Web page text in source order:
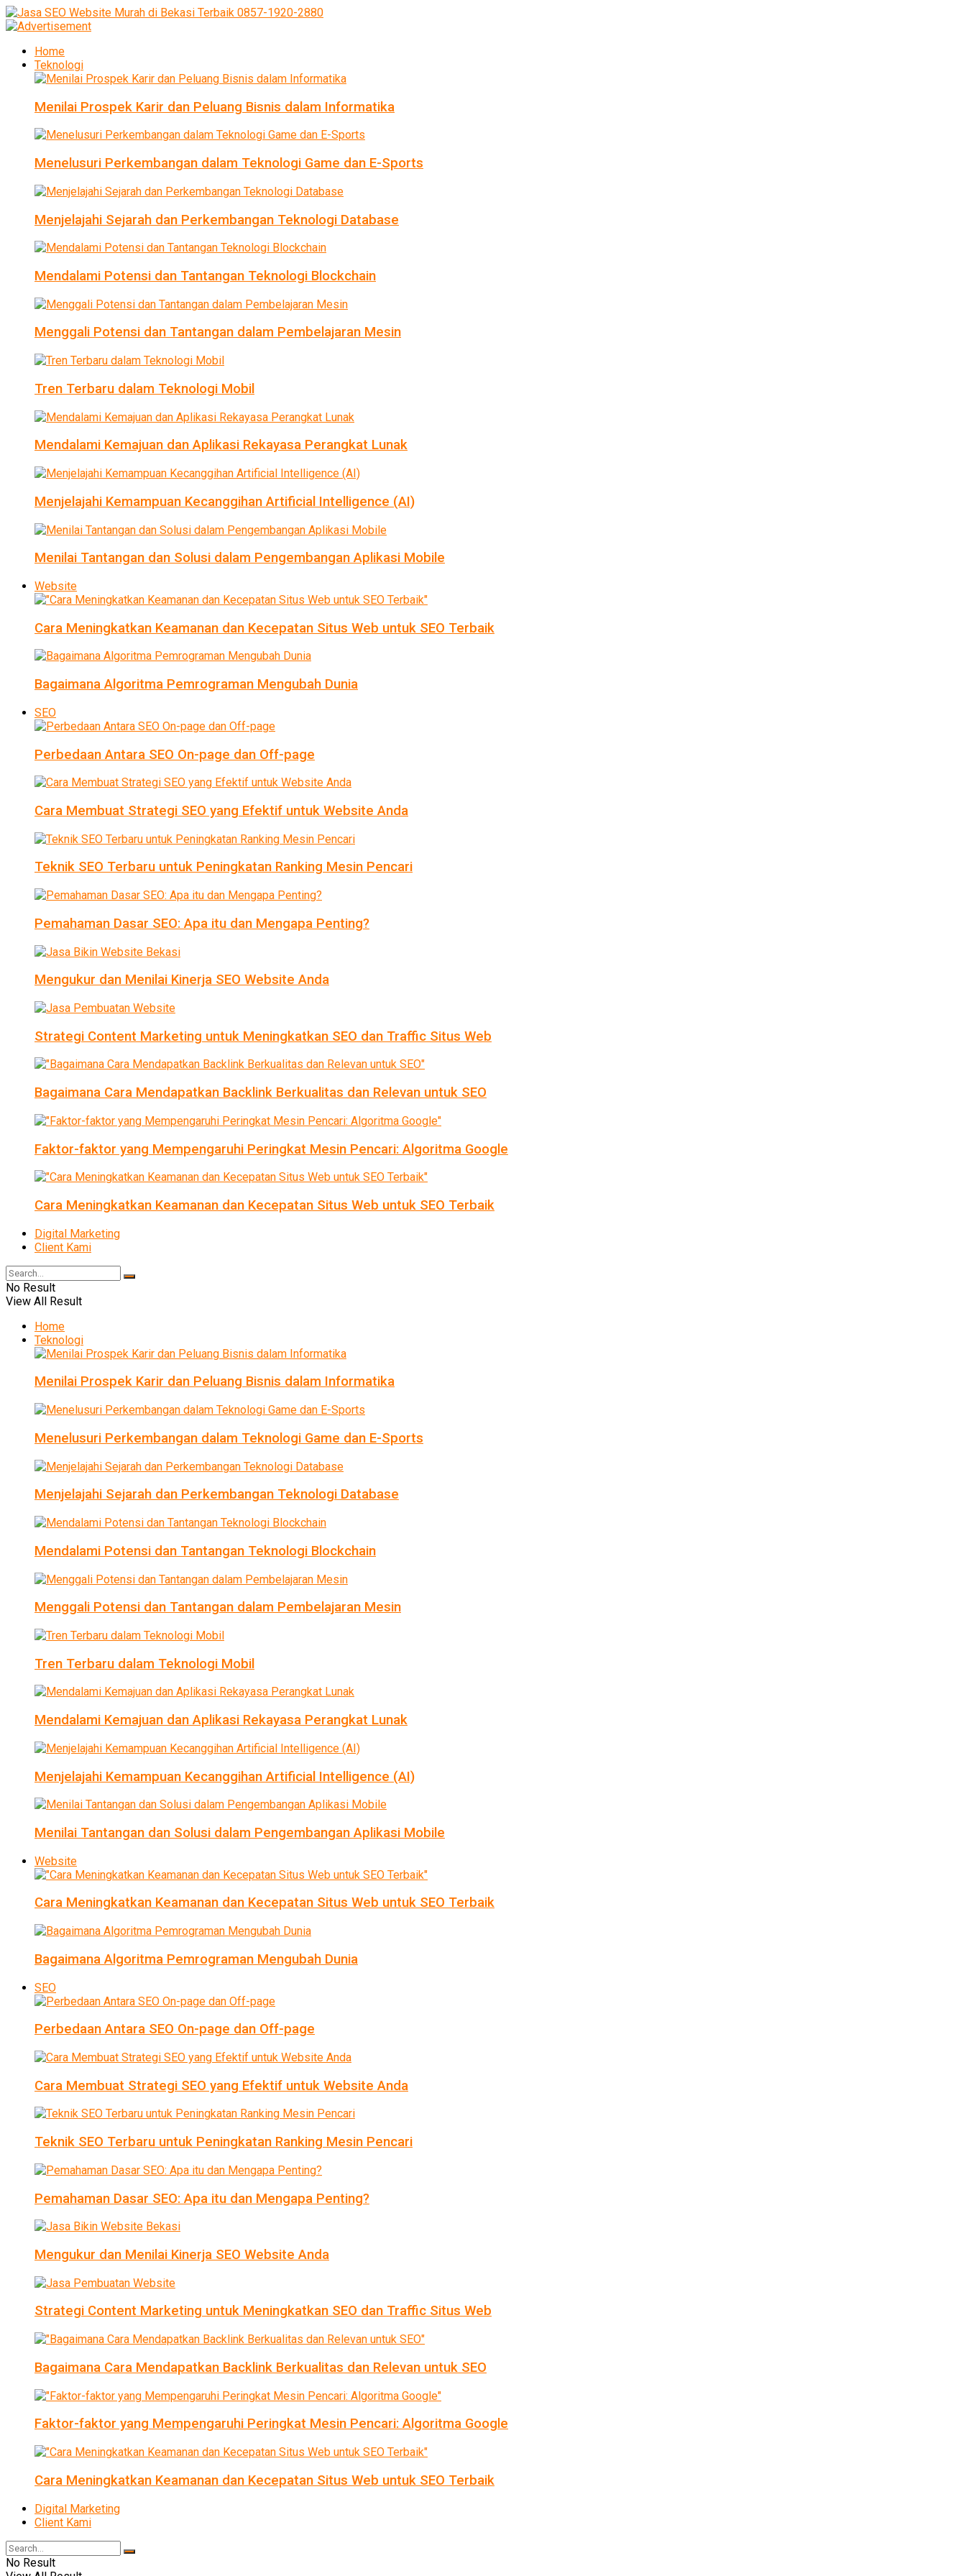
Home
Teknologi
Menilai Prospek Karir dan Peluang Bisnis dalam Informatika
Menelusuri Perkembangan dalam Teknologi Game dan E-Sports
Menjelajahi Sejarah dan Perkembangan Teknologi Database
Mendalami Potensi dan Tantangan Teknologi Blockchain
Menggali Potensi dan Tantangan dalam Pembelajaran Mesin
Tren Terbaru dalam Teknologi Mobil
Mendalami Kemajuan dan Aplikasi Rekayasa Perangkat Lunak
Menjelajahi Kemampuan Kecanggihan Artificial Intelligence (AI)
Menilai Tantangan dan Solusi dalam Pengembangan Aplikasi Mobile
Website
Cara Meningkatkan Keamanan dan Kecepatan Situs Web untuk SEO Terbaik
Bagaimana Algoritma Pemrograman Mengubah Dunia
SEO
Perbedaan Antara SEO On-page dan Off-page
Cara Membuat Strategi SEO yang Efektif untuk Website Anda
Teknik SEO Terbaru untuk Peningkatan Ranking Mesin Pencari
Pemahaman Dasar SEO: Apa itu dan Mengapa Penting?
Mengukur dan Menilai Kinerja SEO Website Anda
Strategi Content Marketing untuk Meningkatkan SEO dan Traffic Situs Web
Bagaimana Cara Mendapatkan Backlink Berkualitas dan Relevan untuk SEO
Faktor-faktor yang Mempengaruhi Peringkat Mesin Pencari: Algoritma Google
Cara Meningkatkan Keamanan dan Kecepatan Situs Web untuk SEO Terbaik
Digital Marketing
Client Kami
No Result
View All Result
Home
Teknologi
Menilai Prospek Karir dan Peluang Bisnis dalam Informatika
Menelusuri Perkembangan dalam Teknologi Game dan E-Sports
Menjelajahi Sejarah dan Perkembangan Teknologi Database
Mendalami Potensi dan Tantangan Teknologi Blockchain
Menggali Potensi dan Tantangan dalam Pembelajaran Mesin
Tren Terbaru dalam Teknologi Mobil
Mendalami Kemajuan dan Aplikasi Rekayasa Perangkat Lunak
Menjelajahi Kemampuan Kecanggihan Artificial Intelligence (AI)
Menilai Tantangan dan Solusi dalam Pengembangan Aplikasi Mobile
Website
Cara Meningkatkan Keamanan dan Kecepatan Situs Web untuk SEO Terbaik
Bagaimana Algoritma Pemrograman Mengubah Dunia
SEO
Perbedaan Antara SEO On-page dan Off-page
Cara Membuat Strategi SEO yang Efektif untuk Website Anda
Teknik SEO Terbaru untuk Peningkatan Ranking Mesin Pencari
Pemahaman Dasar SEO: Apa itu dan Mengapa Penting?
Mengukur dan Menilai Kinerja SEO Website Anda
Strategi Content Marketing untuk Meningkatkan SEO dan Traffic Situs Web
Bagaimana Cara Mendapatkan Backlink Berkualitas dan Relevan untuk SEO
Faktor-faktor yang Mempengaruhi Peringkat Mesin Pencari: Algoritma Google
Cara Meningkatkan Keamanan dan Kecepatan Situs Web untuk SEO Terbaik
Digital Marketing
Client Kami
No Result